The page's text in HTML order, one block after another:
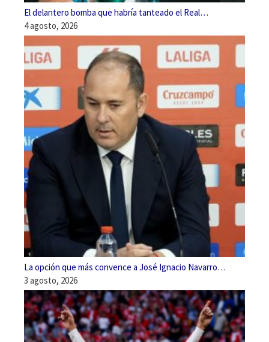
El delantero bomba que habría tanteado el Real…
4 agosto, 2026
La opción que más convence a José Ignacio Navarro…
3 agosto, 2026